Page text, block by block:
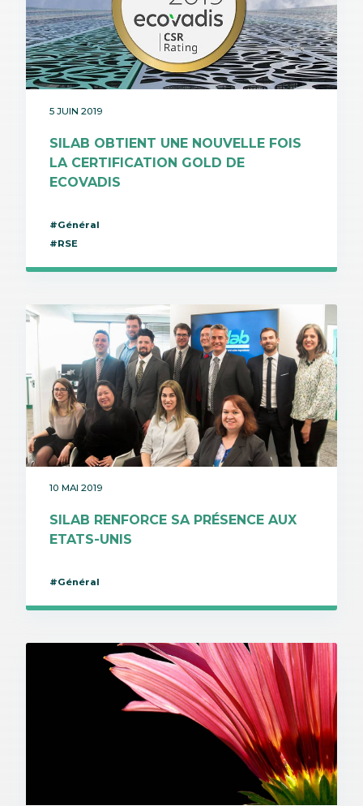
5 JUIN 2019
SILAB OBTIENT UNE NOUVELLE FOIS
LA CERTIFICATION GOLD DE
ECOVADIS
#Général
#RSE
10 MAI 2019
SILAB RENFORCE SA PRÉSENCE AUX
ETATS-UNIS
#Général